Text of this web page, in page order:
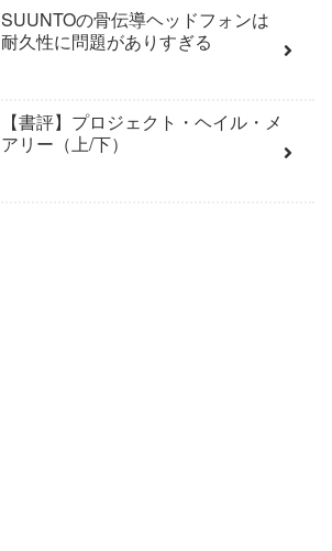
SUUNTOの骨伝導ヘッドフォンは
耐久性に問題がありすぎる
【書評】プロジェクト・ヘイル・メ
アリー（上/下）